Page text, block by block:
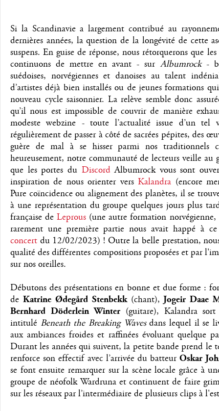
Si la Scandinavie a largement contribué au
dernières années, la question de la longévité de cette
suspens. En guise de réponse, nous rétorquerons que
continuons de mettre en avant - surAlbumrock-
suédoises, norvégiennes et danoises au talent
d’artistes déjà bien installés ou de jeunes formations
nouveau cycle saisonnier. La relève semble donc
qu’il nous est impossible de couvrir de manière
modeste webzine - toute l’actualité issue d’un tel
régulièrement de passer à côté de sacrées pépites, des
guère de mal à se hisser parmi nos traditionnels
heureusement, notre communauté de lecteurs veille au
que les portes du DiscordAlbumrock vous sont
inspiration de nous orienter versKalandra (encore
Pure coïncidence ou alignement des planètes, il se
à une représentation du groupe quelques jours plus
française deLeprous (une autre formation
rarement une première partie nous avait happé à
concert du 12/02/2023) ! Outre la belle prestation,
qualité des différentes compositions proposées et par
sur nos oreilles.
Débutons des présentations en bonne et due forme :
de Katrine Ødegård Stenbekk(chant), Jogeir Daae
Bernhard Döderlein Winter(guitare), Kalandra
intitulé Beneath the Breaking Wavesdans lequel il se
aux ambiances froides et raffinées évoluant quelque
Durant les années qui suivent, la petite bande prend le
renforce son effectif avec l’arrivée du batteurOskar
se font ensuite remarquer sur la scène locale grâce à
groupe de néofolk Wardruna et continuent de faire
sur les réseaux par l’intermédiaire de plusieurs clips à